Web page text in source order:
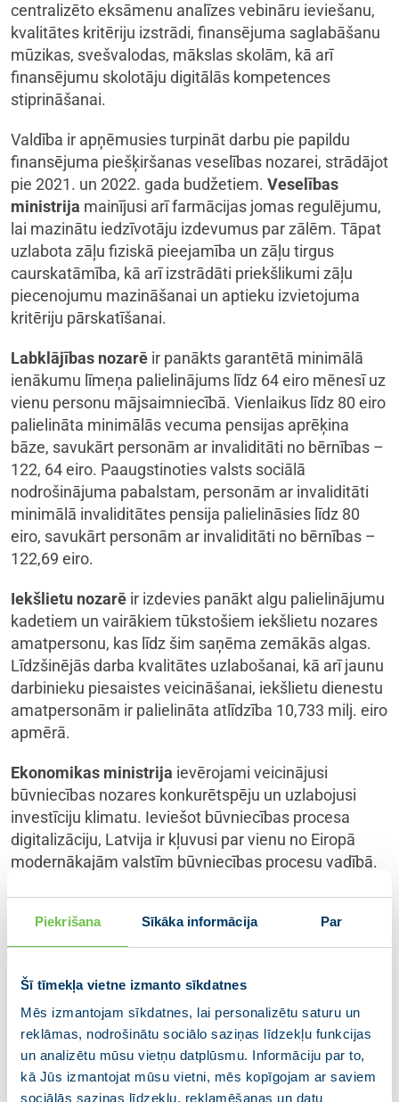
Piekrišana Sīkāka informācija Par
Šī tīmekļa vietne izmanto sīkdatnes
Mēs izmantojam sīkdatnes, lai personalizētu saturu un
reklāmas, nodrošinātu sociālo saziņas līdzekļu funkcijas
un analizētu mūsu vietņu datplūsmu. Informāciju par to,
kā Jūs izmantojat mūsu vietni, mēs kopīgojam ar saviem
sociālās saziņas līdzekļu, reklamēšanas un datu
centralizēto eksāmenu analīzes vebināru ieviešanu,
kvalitātes kritēriju izstrādi, finansējuma saglabāšanu
mūzikas, svešvalodas, mākslas skolām, kā arī
finansējumu skolotāju digitālās kompetences
stiprināšanai.
Valdība ir apņēmusies turpināt darbu pie papildu
finansējuma piešķiršanas veselības nozarei, strādājot
pie 2021. un 2022. gada budžetiem. Veselības
ministrija mainījusi arī farmācijas jomas regulējumu,
lai mazinātu iedzīvotāju izdevumus par zālēm. Tāpat
uzlabota zāļu fiziskā pieejamība un zāļu tirgus
caurskatāmība, kā arī izstrādāti priekšlikumi zāļu
piecenojumu mazināšanai un aptieku izvietojuma
kritēriju pārskatīšanai.
Labklājības nozarē ir panākts garantētā minimālā
ienākumu līmeņa palielinājums līdz 64 eiro mēnesī uz
vienu personu mājsaimniecībā. Vienlaikus līdz 80 eiro
palielināta minimālās vecuma pensijas aprēķina
bāze, savukārt personām ar invaliditāti no bērnības –
122, 64 eiro. Paaugstinoties valsts sociālā
nodrošinājuma pabalstam, personām ar invaliditāti
minimālā invaliditātes pensija palielināsies līdz 80
eiro, savukārt personām ar invaliditāti no bērnības –
122,69 eiro.
Iekšlietu nozarē ir izdevies panākt algu palielinājumu
kadetiem un vairākiem tūkstošiem iekšlietu nozares
amatpersonu, kas līdz šim saņēma zemākās algas.
Līdzšinējās darba kvalitātes uzlabošanai, kā arī jaunu
darbinieku piesaistes veicināšanai, iekšlietu dienestu
amatpersonām ir palielināta atlīdzība 10,733 milj. eiro
apmērā.
Ekonomikas ministrija ievērojami veicinājusi
būvniecības nozares konkurētspēju un uzlabojusi
investīciju klimatu. Ieviešot būvniecības procesa
digitalizāciju, Latvija ir kļuvusi par vienu no Eiropā
modernākajām valstīm būvniecības procesu vadībā.
caurskatāmību, kā arī optimizē izmaksas.
valsts aizsardzības sistēmas ieviešanas. Sistēma
skaidri noteiks atbildību un rīcību gan valsts un
pašvaldību, gan uzņēmēju un iedzīvotāju līmenī
jebkurā krīzes situācijā, tādējādi nodrošinot būtisku
atbalstu Nacionālajiem bruņotajiem spēkiem valsts